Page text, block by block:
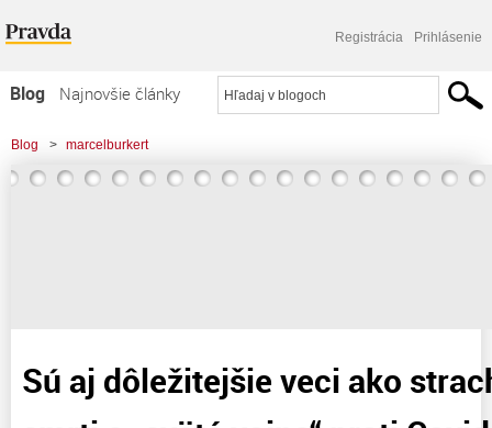
Registrácia Prihlásenie
Blog
Najnovšie články
Najčítanejšie články
Najkomentovanejšie články
Blog > marcelburkert
> Sú aj dôležitejšie veci ako strach z pozemskej smrti a "svätá vojna" proti
Sú aj dôležitejšie veci ako